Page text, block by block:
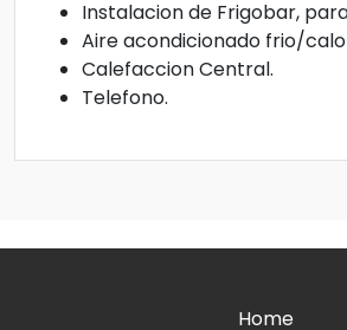
Instalacion de Frigobar,
Aire acondicionado frio/
Calefaccion Central.
Telefono.
Home